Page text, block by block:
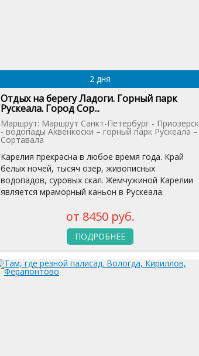
2 дня
Отдых на берегу Ладоги. Горный парк
Рускеала. Город Сор...
Маршрут: Маршрут Санкт-Петербург - Приозерск
- водопады Ахвенкоски – горный парк Рускеала –
Сортавала
Карелия прекрасна в любое время года. Край
белых ночей, тысяч озер, живописных
водопадов, суровых скал. Жемчужиной Карелии
является мраморный каньон в Рускеала.
от 8450 руб.
ПОДРОБНЕЕ